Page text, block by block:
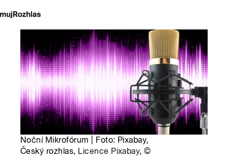
Noční Mikrofórum | Foto: Pixabay,
Český rozhlas, Licence Pixabay,©